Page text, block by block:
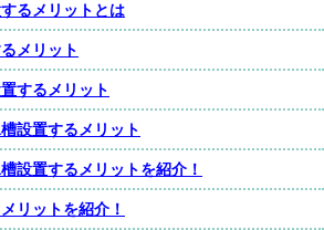
るメリットとは
メリット
するメリット
設置するメリット
設置するメリットを紹介！
リットを紹介！